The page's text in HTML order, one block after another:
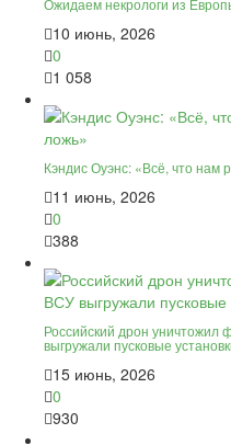
10 июнь, 2026
0
1 058
Кэндис Оуэнс: «Всё, что нам
11 июнь, 2026
0
388
Российский дрон уничтожил
выгружали пусковые
15 июнь, 2026
0
930